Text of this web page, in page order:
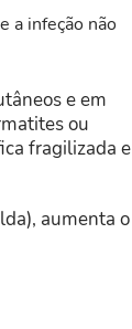
a infeção não
e em
ou
fragilizada e
aumenta o